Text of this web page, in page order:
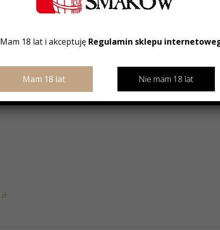
zł
Mam 18 lat i akceptuję Regulamin sklepu
Nie mam 18 lat